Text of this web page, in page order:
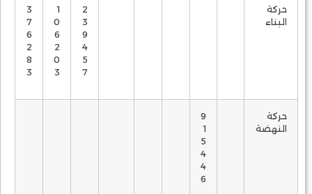
حركة
البناء
2
3
9
4
5
7
1
0
6
2
0
3
3
7
6
2
8
3
حركة
النهضة
9
1
5
4
4
6